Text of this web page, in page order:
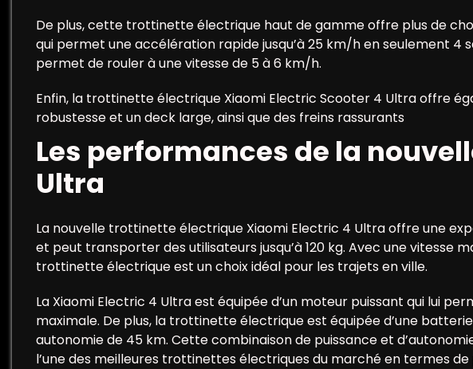
De plus, cette trottinette électrique haut de gamme offre plus de
qui permet une accélération rapide jusqu’à 25 km/h en seulement 4
permet de rouler à une vitesse de 5 à 6 km/h.
Enfin, la trottinette électrique Xiaomi Electric Scooter 4 Ultra offre
robustesse et un deck large, ainsi que des freins rassurants
Les performances de la
Ultra
La nouvelle trottinette électrique Xiaomi Electric 4 Ultra offre une
et peut transporter des utilisateurs jusqu’à 120 kg. Avec une vitesse
trottinette électrique est un choix idéal pour les trajets en ville.
La Xiaomi Electric 4 Ultra est équipée d’un moteur puissant qui lui
maximale. De plus, la trottinette électrique est équipée d’une
autonomie de 45 km. Cette combinaison de puissance et
l’une des meilleures trottinettes électriques du marché en termes